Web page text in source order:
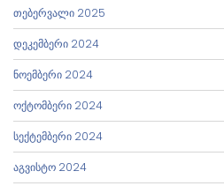
თებერვალი 2025
დეკემბერი 2024
ნოემბერი 2024
ოქტომბერი 2024
სექტემბერი 2024
აგვისტო 2024